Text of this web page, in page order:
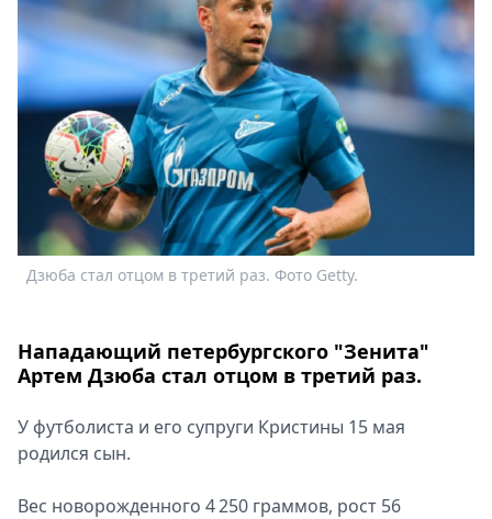
Книги
Выставки
Пресс-
релизы
О
Metro
Стримы
Спецпроекты
Звезды
Выборы
Metro
Дзюба стал отцом в третий раз. Фото Getty.
Нападающий петербургского "Зенита"
Артем Дзюба стал отцом в третий раз.
У футболиста и его супруги Кристины 15 мая
родился сын.
Вес новорожденного 4 250 граммов, рост 56